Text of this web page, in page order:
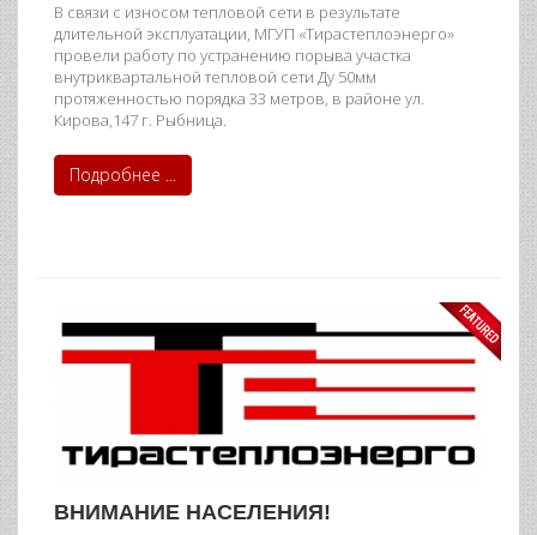
В связи с износом тепловой сети в результате
длительной эксплуатации, МГУП «Тирастеплоэнерго»
провели работу по устранению порыва участка
внутриквартальной тепловой сети Ду 50мм
протяженностью порядка 33 метров, в районе ул.
Кирова,147 г. Рыбница.
Подробнее ...
ВНИМАНИЕ НАСЕЛЕНИЯ!